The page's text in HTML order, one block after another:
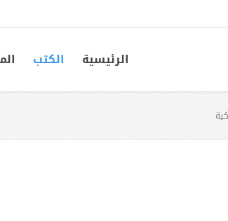
الرئيسية الكتب